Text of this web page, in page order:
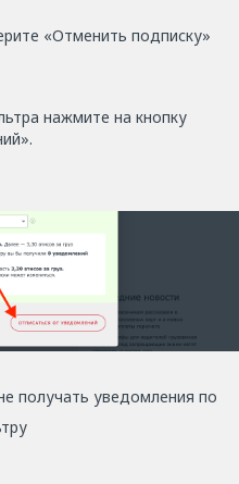
«Отменить подписку»
нажмите на кнопку
получать уведомления по